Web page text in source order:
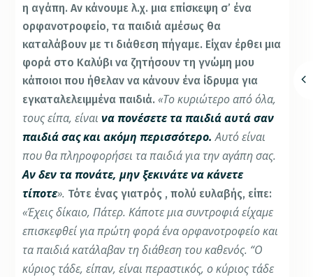
η αγάπη. Αν κάνουμε λ.χ. μια επίσκεψη σ’ ένα
ορφανοτροφείο, τα παιδιά αμέσως θα
καταλάβουν με τι διάθεση πήγαμε. Είχαν έρθει μια
φορά στο Καλύβι να ζητήσουν τη γνώμη μου
κάποιοι που ήθελαν να κάνουν ένα ίδρυμα για
εγκαταλελειμμένα παιδιά.«Το κυριώτερο από όλα,
τους είπα, είναινα πονέσετε τα παιδιά αυτά σαν
παιδιά σας και ακόμη περισσότερο.Αυτό είναι
που θα πληροφορήσει τα παιδιά για την αγάπη σας.
Αν δεν τα πονάτε, μην ξεκινάτε να κάνετε
τίποτε». Τότε ένας γιατρός , πολύ ευλαβής, είπε:
«Έχεις δίκαιο, Πάτερ. Κάποτε μια συντροφιά είχαμε
επισκεφθεί για πρώτη φορά ένα ορφανοτροφείο και
τα παιδιά κατάλαβαν τη διάθεση του καθενός. “Ο
κύριος τάδε, είπαν, είναι περαστικός, ο κύριος τάδε